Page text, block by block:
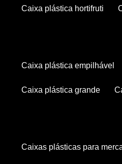
caixa plástica hortifruti
caixa plástica empilhável
caixa plástica grande
caixas plásticas para